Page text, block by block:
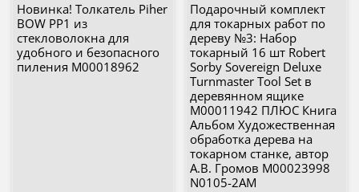
Новинка! Толкатель Piher
BOW PP1 из
стекловолокна для
удобного и безопасного
пиления М00018962
Подарочный комплект
для токарных работ по
дереву №3: Набор
токарный 16 шт Robert
Sorby Sovereign Deluxe
Turnmaster Tool Set в
деревянном ящике
М00011942 ПЛЮС Книга
Альбом Художественная
обработка дерева на
токарном станке, автор
А.В. Громов М00023998
N0105-2AM